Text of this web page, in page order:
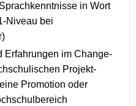
in Wort
Niveau bei
Erfahrungen im Change-
Projekt-
Promotion oder